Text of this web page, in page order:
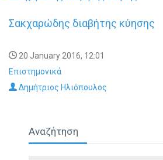
Σακχαρώδης διαβήτης κύησης
20 January 2016, 12:01
Επιστημονικά
Δημήτριος Ηλιόπουλος
Αναζήτηση